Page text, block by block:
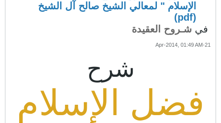
الإسلام " لمعالي الشيخ صالح آل الشيخ
(pdf)
في شـروح العقيدة
21-Apr-2014, 01:49 AM
شرح
فضل الإسلام